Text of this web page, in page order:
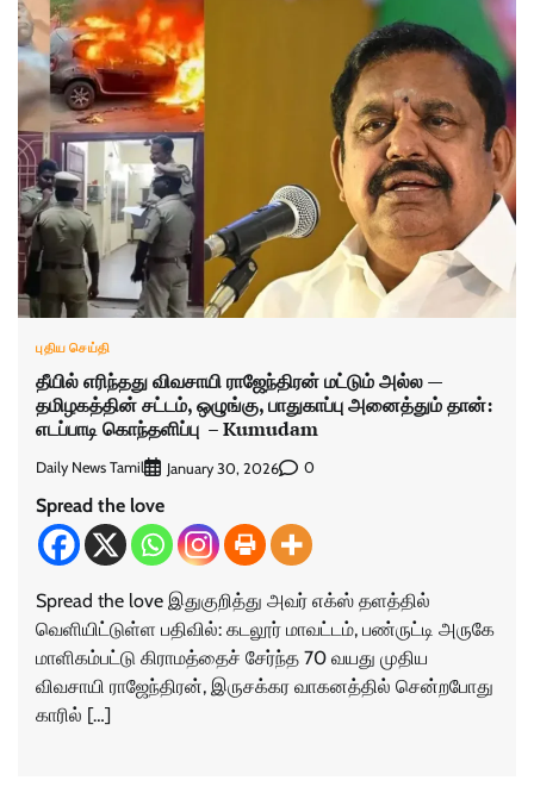
புதிய செய்தி
தீயில் எரிந்தது விவசாயி ராஜேந்திரன் மட்டும் அல்ல —
தமிழகத்தின் சட்டம், ஒழுங்கு, பாதுகாப்பு அனைத்தும் தான்:
எடப்பாடி கொந்தளிப்பு – Kumudam
Daily News Tamil January 30, 2026 0
Spread the love
Spread the love இதுகுறித்து அவர் எக்ஸ் தளத்தில்
வெளியிட்டுள்ள பதிவில்: கடலூர் மாவட்டம், பண்ருட்டி அருகே
மாளிகம்பட்டு கிராமத்தைச் சேர்ந்த 70 வயது முதிய
விவசாயி ராஜேந்திரன், இருசக்கர வாகனத்தில் சென்றபோது
காரில் […]